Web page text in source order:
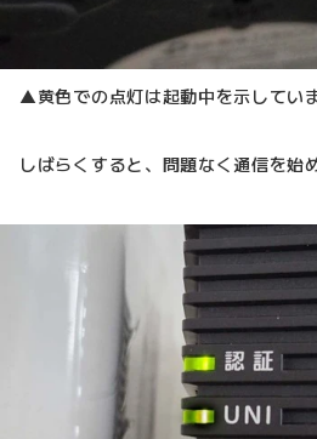
▲黄色での点灯は起動中を示してい
しばらくすると、問題なく通信を始